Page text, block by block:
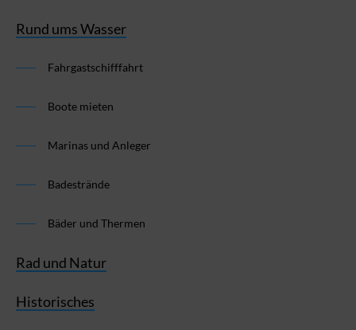
Rund ums Wasser
Fahrgastschifffahrt
Boote mieten
Marinas und Anleger
Badestrände
Bäder und Thermen
Rad und Natur
Historisches